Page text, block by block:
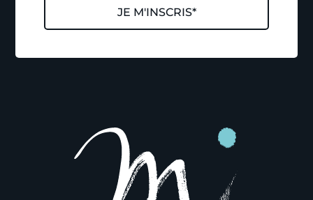
JE M'INSCRIS*